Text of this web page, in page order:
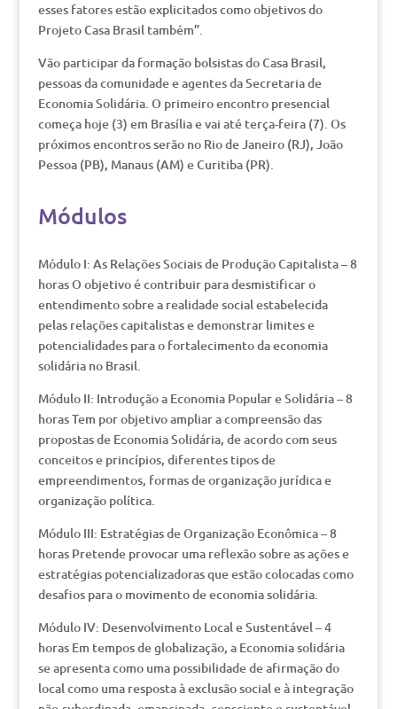
esses fatores estão explicitados como objetivos do
Projeto Casa Brasil também”.
Vão participar da formação bolsistas do Casa Brasil,
pessoas da comunidade e agentes da Secretaria de
Economia Solidária. O primeiro encontro presencial
começa hoje (3) em Brasília e vai até terça-feira (7). Os
próximos encontros serão no Rio de Janeiro (RJ), João
Pessoa (PB), Manaus (AM) e Curitiba (PR).
Módulos
Módulo I: As Relações Sociais de Produção Capitalista – 8
horas O objetivo é contribuir para desmistificar o
entendimento sobre a realidade social estabelecida
pelas relações capitalistas e demonstrar limites e
potencialidades para o fortalecimento da economia
solidária no Brasil.
Módulo II: Introdução a Economia Popular e Solidária – 8
horas Tem por objetivo ampliar a compreensão das
propostas de Economia Solidária, de acordo com seus
conceitos e princípios, diferentes tipos de
empreendimentos, formas de organização jurídica e
organização política.
Módulo III: Estratégias de Organização Econômica – 8
horas Pretende provocar uma reflexão sobre as ações e
estratégias potencializadoras que estão colocadas como
desafios para o movimento de economia solidária.
Módulo IV: Desenvolvimento Local e Sustentável – 4
horas Em tempos de globalização, a Economia solidária
se apresenta como uma possibilidade de afirmação do
local como uma resposta à exclusão social e à integração